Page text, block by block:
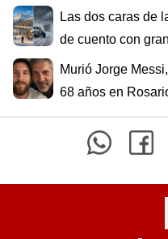
Las dos caras de
de cuento con
Murió Jorge
68 años en